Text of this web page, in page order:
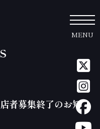
MENU
者募集終了のお知